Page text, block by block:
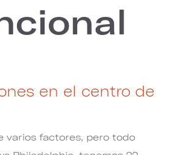
en el centro de
varios factores, pero todo